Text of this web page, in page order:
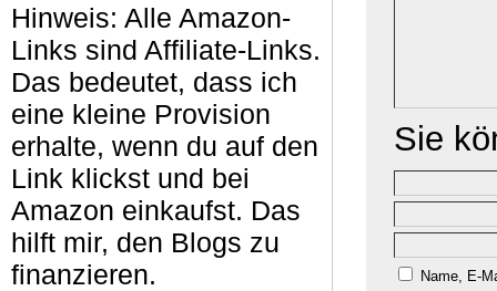
Hinweis: Alle Amazon-
Links sind Affiliate-Links.
Das bedeutet, dass ich
eine kleine Provision
erhalte, wenn du auf den
Link klickst und bei
Amazon einkaufst. Das
hilft mir, den Blogs zu
finanzieren.
Sie
Name, E-